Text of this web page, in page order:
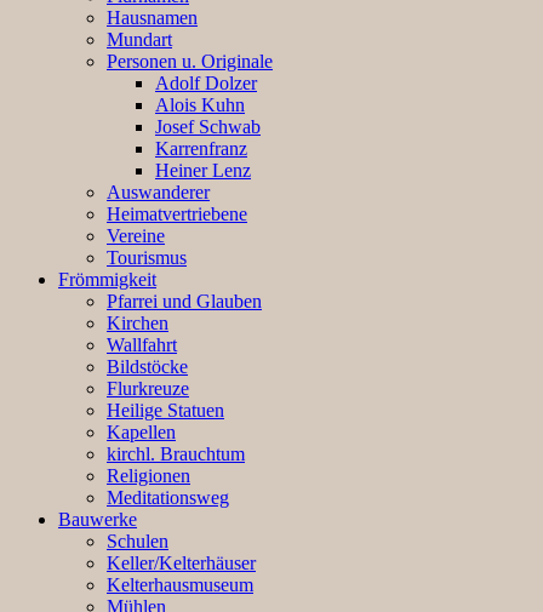
Hausnamen
Mundart
Personen u. Originale
Adolf Dolzer
Alois Kuhn
Josef Schwab
Karrenfranz
Heiner Lenz
Auswanderer
Heimatvertriebene
Vereine
Tourismus
Frömmigkeit
Pfarrei und Glauben
Kirchen
Wallfahrt
Bildstöcke
Flurkreuze
Heilige Statuen
Kapellen
kirchl. Brauchtum
Religionen
Meditationsweg
Bauwerke
Schulen
Keller/Kelterhäuser
Kelterhausmuseum
Mühlen